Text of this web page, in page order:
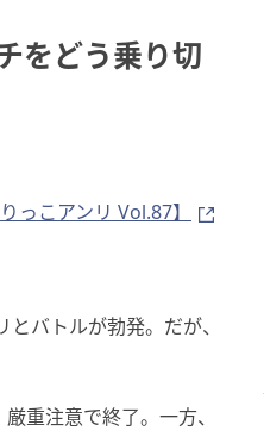
をどう乗り切
こアンリ Vol.87】
バトルが勃発。だが、
重注意で終了。一方、